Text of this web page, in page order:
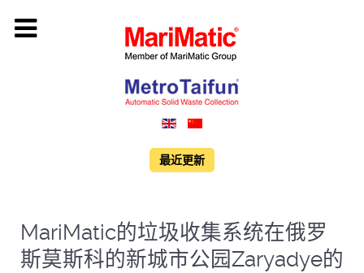
最近更新
MariMatic的垃圾收集系统在俄罗
斯莫斯科的新城市公园Zaryadye的